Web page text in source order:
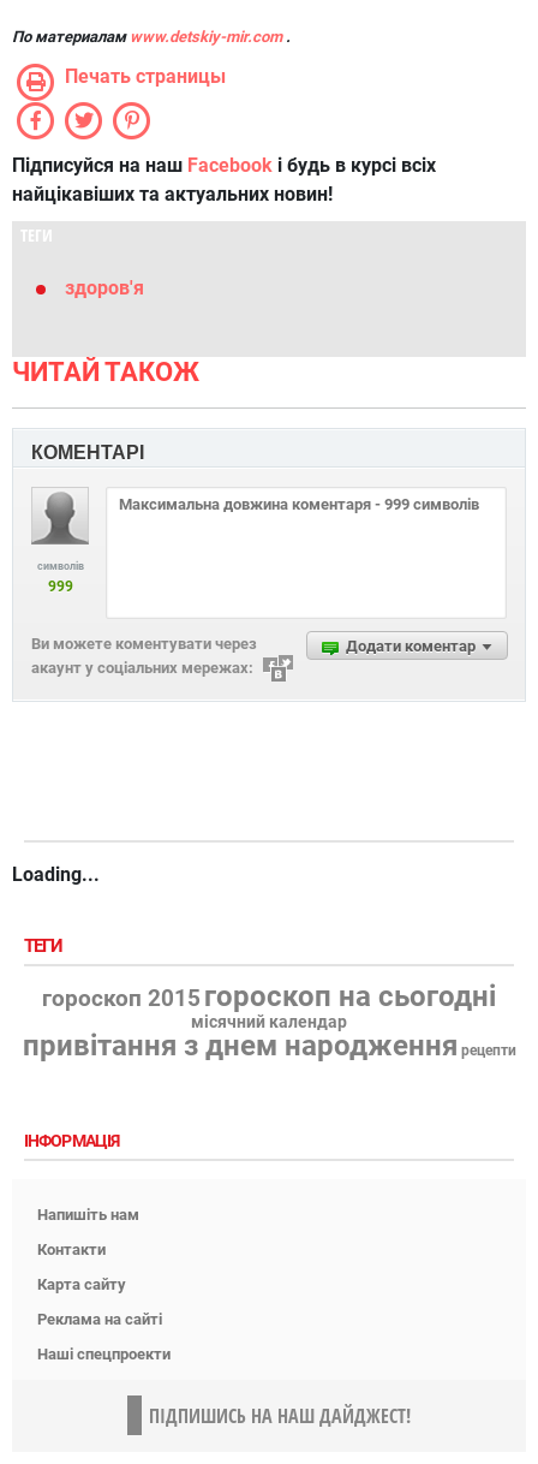
По материалам www.detskiy-mir.com.
Печать страницы
Підписуйся на наш Facebook і будь в курсі всіх
найцікавіших та актуальних новин!
ТЕГИ
здоров'я
ЧИТАЙ ТАКОЖ
КОМЕНТАРІ
символів
999
Додати коментар
Ви можете коментувати через
акаунт у соціальних мережах:
Loading...
ТЕГИ
гороскоп 2015 гороскоп на сьогодні
місячний календар
привітання з днем народження рецепти
ІНФОРМАЦІЯ
Напишіть нам
Контакти
Карта сайту
Реклама на сайті
Наші спецпроекти
ПІДПИШИСЬ НА НАШ ДАЙДЖЕСТ!